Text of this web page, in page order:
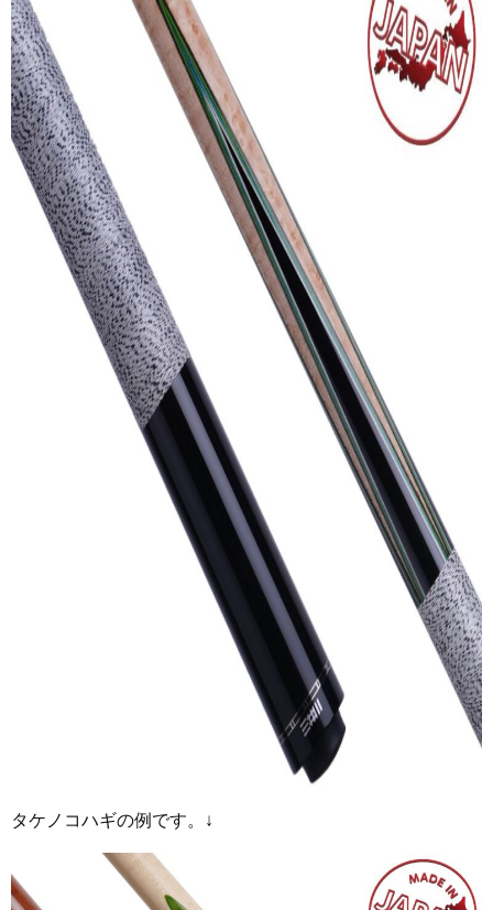
タケノコハギの例です。↓